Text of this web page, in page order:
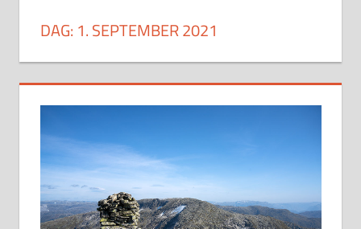
DAG: 1. SEPTEMBER 2021